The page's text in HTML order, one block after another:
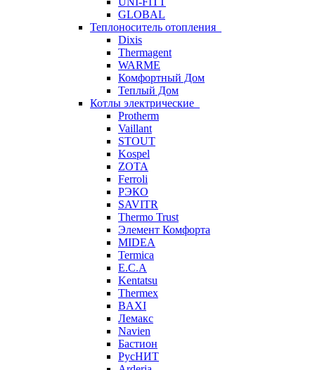
GLOBAL
Теплоноситель отопления
Dixis
Thermagent
WARME
Комфортный Дом
Теплый Дом
Котлы электрические
Protherm
Vaillant
STOUT
Kospel
ZOTA
Ferroli
РЭКО
SAVITR
Thermo Trust
Элемент Комфорта
MIDEA
Termica
E.C.A
Kentatsu
Thermex
BAXI
Лемакс
Navien
Бастион
РусНИТ